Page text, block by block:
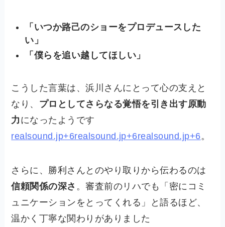
「いつか路己のショーをプロデュースした
い」
「僕らを追い越してほしい」
こうした言葉は、浜川さんにとって心の支えと
なり、 プロとしてさらなる覚悟を引き出す原動
力 になったようです
realsound.jp+6realsound.jp+6realsound.jp+6。
さらに、勝利さんとのやり取りから伝わるのは
信頼関係の深さ 。審査前のリハでも「密にコミ
ュニケーションをとってくれる」と語るほど、
温かく丁寧な関わりがありました